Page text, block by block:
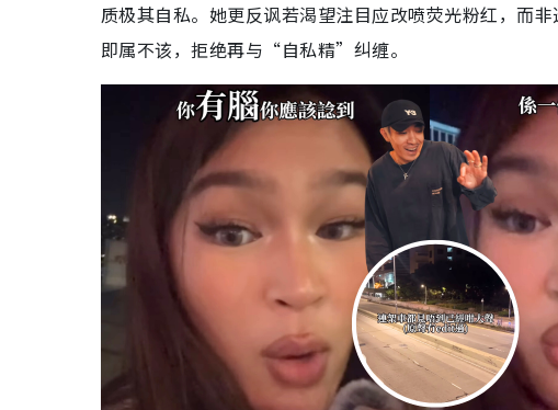
质极其自私。她更反讽若渴望注目应改喷荧光粉红，而
即属不该，拒绝再与“自私精”纠缠。